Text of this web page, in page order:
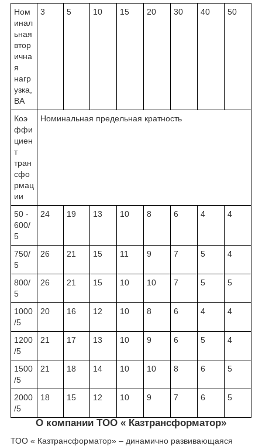
Ном
инал
ьная
втор
ична
я
нагр
узка,
ВА
3 5 10 15 20 30 40 50
Коэ
ффи
циен
т
тран
сфо
рмац
ии
Номинальная предельная кратность
50 -
600/
5
24 19 13 10 8 6 4 4
750/
5
26 21 15 11 9 7 5 4
800/
5
26 21 15 10 10 7 5 5
1000
/5
20 16 12 10 8 6 4 4
1200
/5
21 17 13 10 9 6 5 4
1500
/5
21 18 14 10 10 8 6 5
2000
/5
18 15 12 10 9 7 6 5
О компании ТОО « Казтрансформатор»
ТОО « Казтрансформатор» – динамично развивающаяся